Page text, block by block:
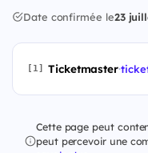
Date confirmée le23
[1] Ticketmaster·
Cette page peut
peut percevoir une